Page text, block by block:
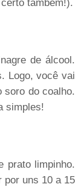
também!).
de álcool.
Logo, você vai
soro do coalho.
simples!
prato limpinho.
por uns 10 a 15